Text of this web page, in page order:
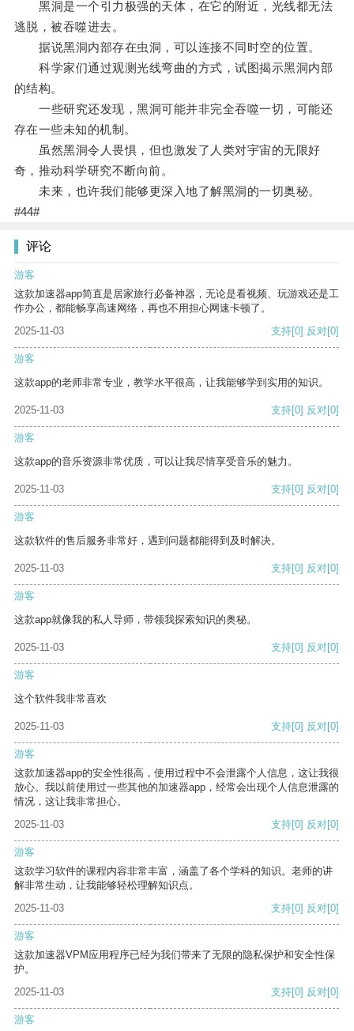
黑洞是一个引力极强的天体，在它的附近，光线都无法
逃脱，被吞噬进去。
据说黑洞内部存在虫洞，可以连接不同时空的位置。
科学家们通过观测光线弯曲的方式，试图揭示黑洞内部
的结构。
一些研究还发现，黑洞可能并非完全吞噬一切，可能还
存在一些未知的机制。
虽然黑洞令人畏惧，但也激发了人类对宇宙的无限好
奇，推动科学研究不断向前。
未来，也许我们能够更深入地了解黑洞的一切奥秘。
#44#
评论
游客
这款加速器app简直是居家旅行必备神器，无论是看视频、玩游戏还是工
作办公，都能畅享高速网络，再也不用担心网速卡顿了。
2025-11-03
支持[0] 反对[0]
游客
这款app的老师非常专业，教学水平很高，让我能够学到实用的知识。
2025-11-03 支持[0] 反对[0]
游客
这款app的音乐资源非常优质，可以让我尽情享受音乐的魅力。
2025-11-03 支持[0] 反对[0]
游客
这款软件的售后服务非常好，遇到问题都能得到及时解决。
2025-11-03 支持[0] 反对[0]
游客
这款app就像我的私人导师，带领我探索知识的奥秘。
2025-11-03 支持[0] 反对[0]
游客
这个软件我非常喜欢
2025-11-03 支持[0] 反对[0]
游客
这款加速器app的安全性很高，使用过程中不会泄露个人信息，这让我很
放心。我以前使用过一些其他的加速器app，经常会出现个人信息泄露的
情况，这让我非常担心。
2025-11-03
支持[0] 反对[0]
游客
这款学习软件的课程内容非常丰富，涵盖了各个学科的知识。老师的讲
解非常生动，让我能够轻松理解知识点。
2025-11-03
支持[0] 反对[0]
游客
这款加速器VPM应用程序已经为我们带来了无限的隐私保护和安全性保
护。
2025-11-03
支持[0] 反对[0]
游客